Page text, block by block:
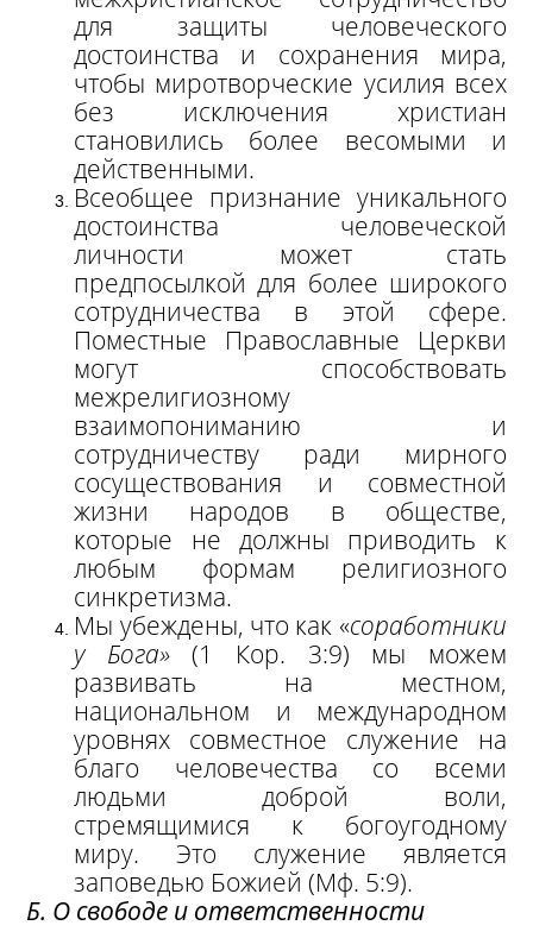
для защиты человеческого
достоинства и сохранения мира,
чтобы миротворческие усилия всех
без исключения христиан
становились более весомыми и
действенными.
Всеобщее признание уникального
достоинства человеческой
личности может стать
предпосылкой для более широкого
сотрудничества в этой сфере.
Поместные Православные Церкви
могут способствовать
межрелигиозному
взаимопониманию и
сотрудничеству ради мирного
сосуществования и совместной
жизни народов в обществе,
которые не должны приводить к
любым формам религиозного
синкретизма.
Мы убеждены, что как «соработники
у Бога»(1 Кор. 3:9) мы можем
развивать на местном,
национальном и международном
уровнях совместное служение на
благо человечества со всеми
людьми доброй воли,
стремящимися к богоугодному
миру. Это служение является
заповедью Божией (Мф. 5:9).
Б. О свободе и ответственности